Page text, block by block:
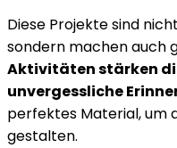
Diese Projekte sind
sondern machen auch
Aktivitäten stärken
unvergessliche
perfektes Material, um
gestalten.